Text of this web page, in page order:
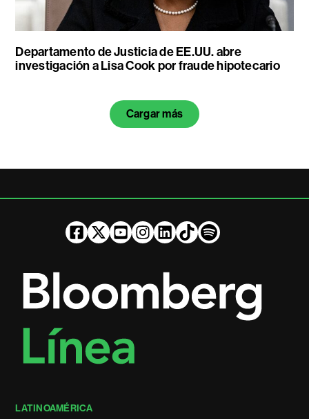
Departamento de Justicia de EE.UU. abre
investigación a Lisa Cook por fraude hipotecario
Cargar más
LATINOAMÉRICA